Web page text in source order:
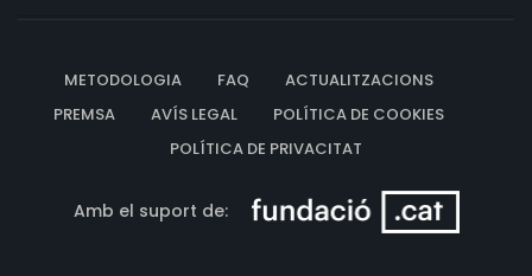
METODOLOGIA FAQ
ACTUALITZACIONS
PREMSA
AVÍS LEGAL
POLÍTICA DE COOKIES
POLÍTICA DE PRIVACITAT
Amb el suport de: